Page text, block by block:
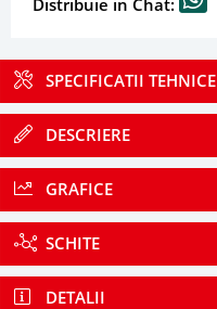
SPECIFICATII TEHNICE
DESCRIERE
GRAFICE
SCHITE
DETALII